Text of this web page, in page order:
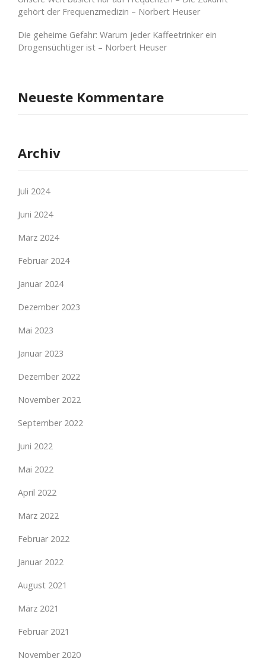
gehört der Frequenzmedizin – Norbert Heuser
Die geheime Gefahr: Warum jeder Kaffeetrinker ein
Drogensüchtiger ist – Norbert Heuser
Neueste Kommentare
Archiv
Juli 2024
Juni 2024
März 2024
Februar 2024
Januar 2024
Dezember 2023
Mai 2023
Januar 2023
Dezember 2022
November 2022
September 2022
Juni 2022
Mai 2022
April 2022
März 2022
Februar 2022
Januar 2022
August 2021
März 2021
Februar 2021
November 2020